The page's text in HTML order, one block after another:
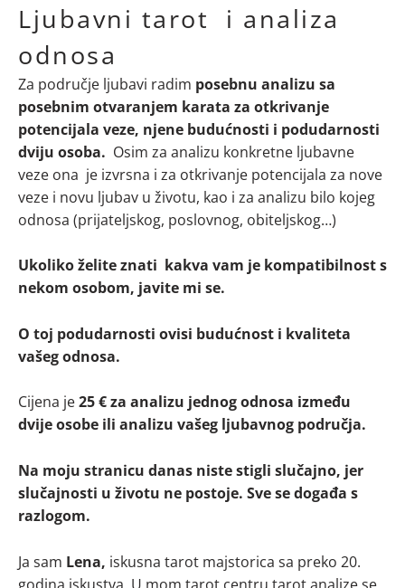
Ljubavni tarot i analiza
odnosa
Za područje ljubavi radim posebnu analizu sa
posebnim otvaranjem karata za otkrivanje
potencijala veze, njene budućnosti i podudarnosti
dviju osoba. Osim za analizu konkretne ljubavne
veze ona je izvrsna i za otkrivanje potencijala za nove
veze i novu ljubav u životu, kao i za analizu bilo kojeg
odnosa (prijateljskog, poslovnog, obiteljskog…)
Ukoliko želite znati kakva vam je kompatibilnost s
nekom osobom, javite mi se.
O toj podudarnosti ovisi budućnost i kvaliteta
vašeg odnosa.
Cijena je25 € za analizu jednog odnosa između
dvije osobe ili analizu vašeg ljubavnog područja.
Na moju stranicu danas niste stigli slučajno, jer
slučajnosti u životu ne postoje. Sve se događa s
razlogom.
Ja sam Lena, iskusna tarot majstorica sa preko 20.
godina iskustva. U mom tarot centru tarot analize se